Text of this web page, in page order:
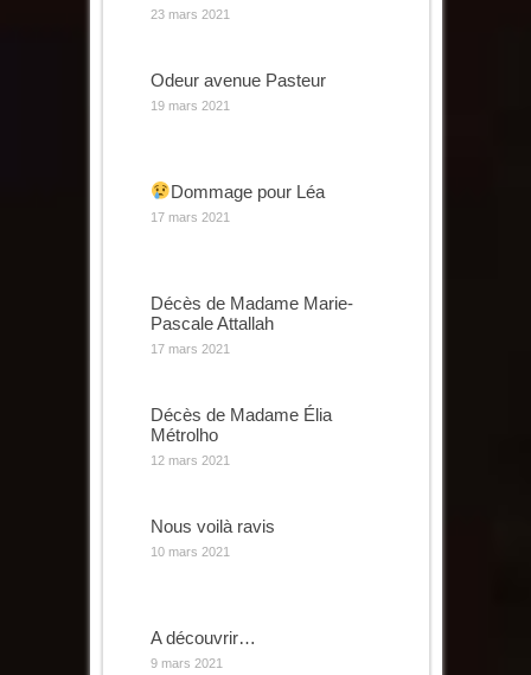
23 mars 2021
Odeur avenue Pasteur
19 mars 2021
Dommage pour Léa
17 mars 2021
Décès de Madame Marie-
Pascale Attallah
17 mars 2021
Décès de Madame Élia
Métrolho
12 mars 2021
Nous voilà ravis
10 mars 2021
A découvrir…
9 mars 2021